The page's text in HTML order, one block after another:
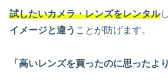
試したいカメラ・レンズをレンタル
イメージと違う ことが防げます。
「高いレンズを買ったのに思ったよ